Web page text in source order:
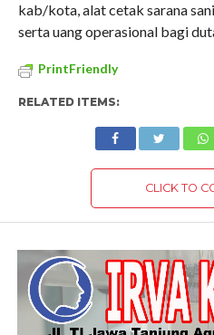
kab/kota, alat cetak sarana
serta uang operasional bagi
PrintFriendly
RELATED ITEMS:
CLICK TO